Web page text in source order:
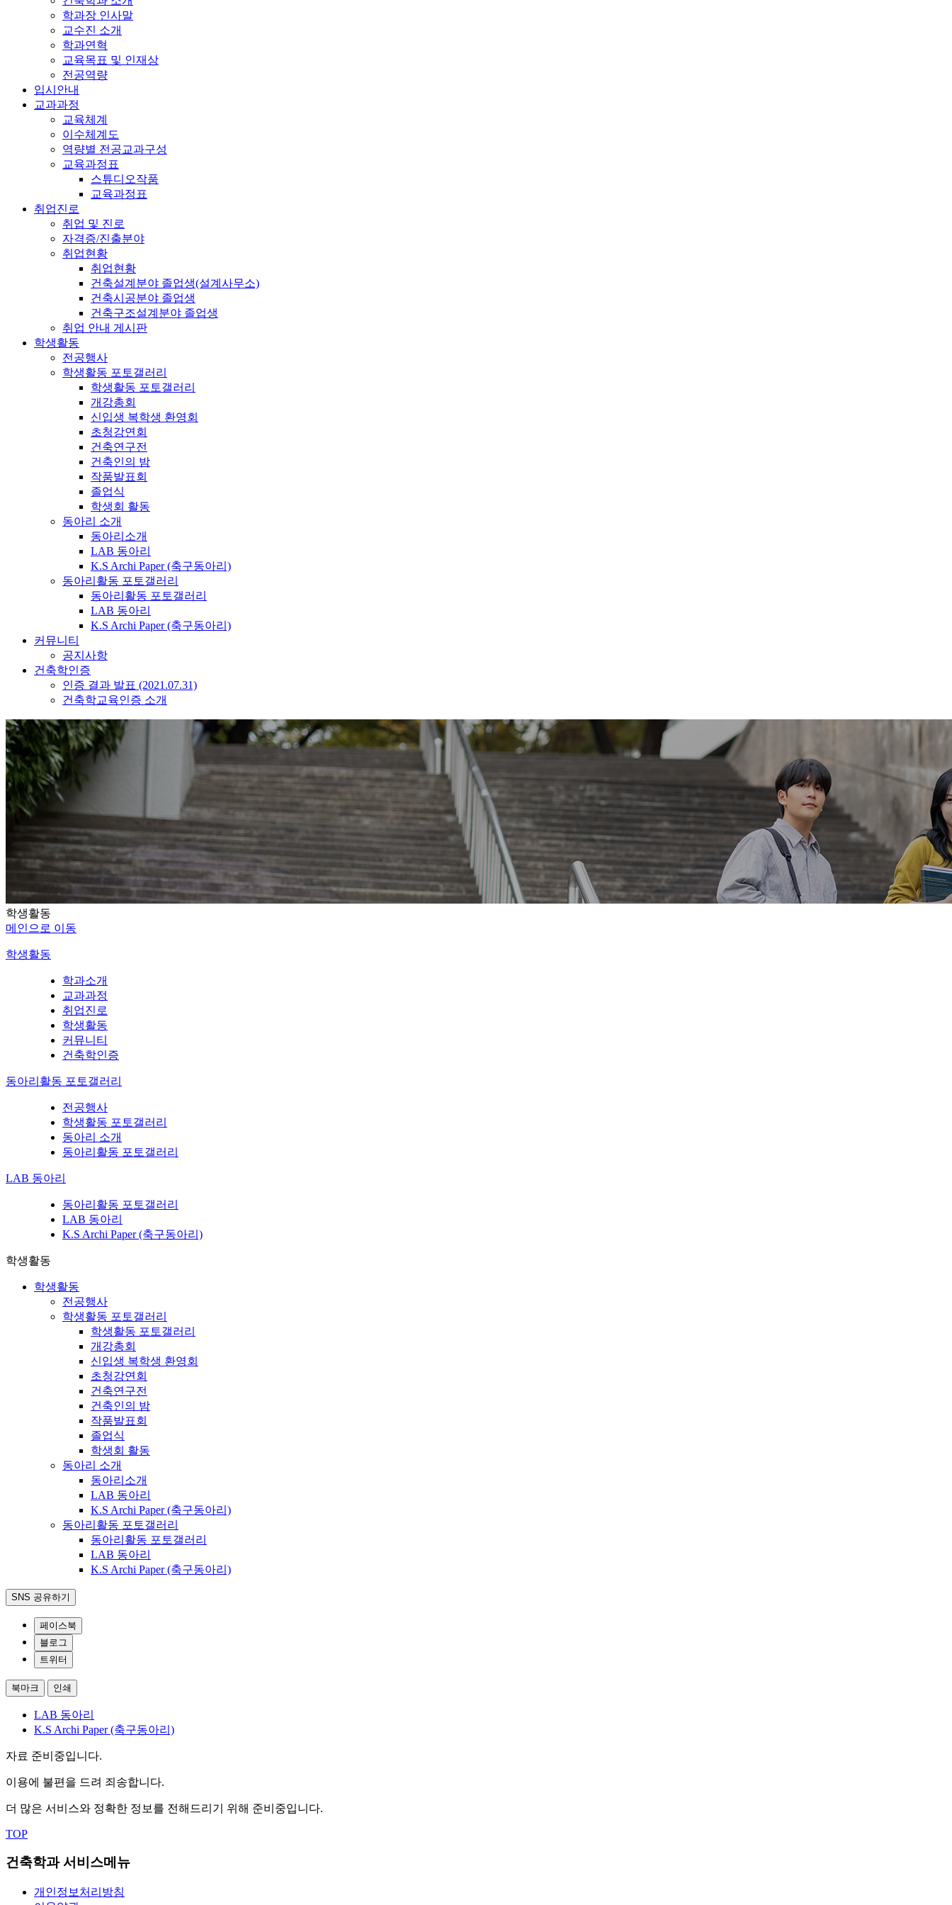
학과장 인사말
교수진 소개
학과연혁
교육목표 및 인재상
전공역량
입시안내
교과과정
교육체계
이수체계도
역량별 전공교과구성
교육과정표
스튜디오작품
교육과정표
취업진로
취업 및 진로
자격증/진출분야
취업현황
취업현황
건축설계분야 졸업생(설계사무소)
건축시공분야 졸업생
건축구조설계분야 졸업생
취업 안내 게시판
학생활동
전공행사
학생활동 포토갤러리
학생활동 포토갤러리
개강총회
신입생 복학생 환영회
초청강연회
건축연구전
건축인의 밤
작품발표회
졸업식
학생회 활동
동아리 소개
동아리소개
LAB 동아리
K.S Archi Paper (축구동아리)
동아리활동 포토갤러리
동아리활동 포토갤러리
LAB 동아리
K.S Archi Paper (축구동아리)
커뮤니티
공지사항
건축학인증
인증 결과 발표 (2021.07.31)
건축학교육인증 소개
학생활동
메인으로 이동
학생활동
학과소개
교과과정
취업진로
학생활동
커뮤니티
건축학인증
동아리활동 포토갤러리
전공행사
학생활동 포토갤러리
동아리 소개
동아리활동 포토갤러리
LAB 동아리
동아리활동 포토갤러리
LAB 동아리
K.S Archi Paper (축구동아리)
학생활동
학생활동
전공행사
학생활동 포토갤러리
학생활동 포토갤러리
개강총회
신입생 복학생 환영회
초청강연회
건축연구전
건축인의 밤
작품발표회
졸업식
학생회 활동
동아리 소개
동아리소개
LAB 동아리
K.S Archi Paper (축구동아리)
동아리활동 포토갤러리
동아리활동 포토갤러리
LAB 동아리
K.S Archi Paper (축구동아리)
SNS 공유하기
페이스북
블로그
트위터
북마크 인쇄
LAB 동아리
K.S Archi Paper (축구동아리)
자료 준비중입니다.
이용에 불편을 드려 죄송합니다.
더 많은 서비스와 정확한 정보를 전해드리기 위해 준비중입니다.
TOP
건축학과 서비스메뉴
개인정보처리방침